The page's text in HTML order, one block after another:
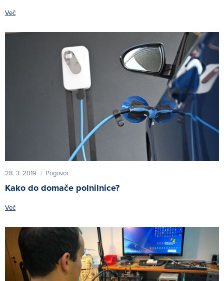
Več
28. 3. 2019 | Pogovor
Kako do domače polnilnice?
Več